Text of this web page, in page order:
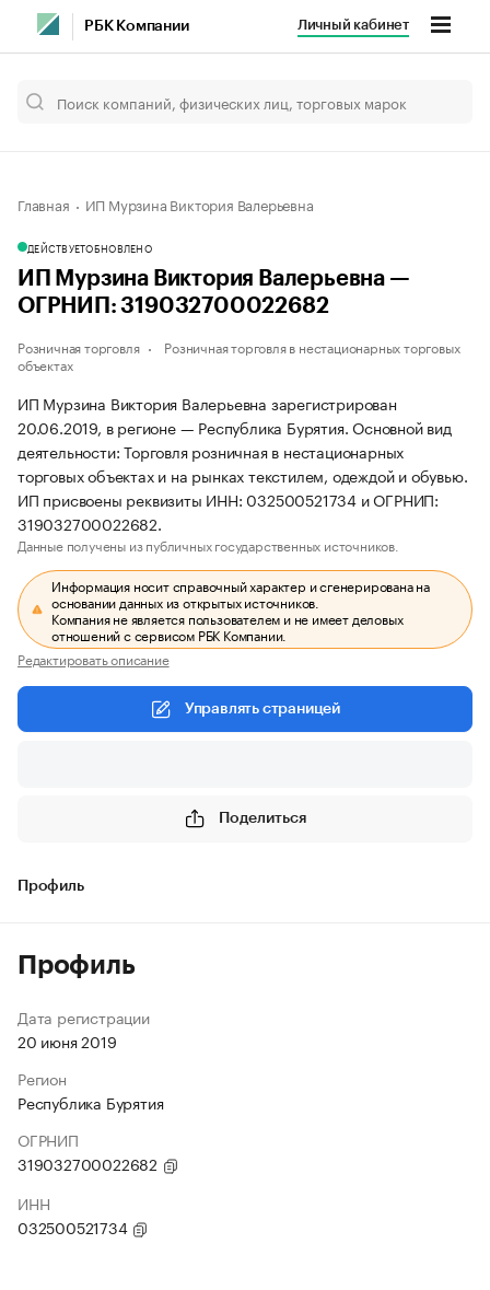
РБК Компании Личный кабинет
Главная ИП Мурзина Виктория Валерьевна
ДЕЙСТВУЕТОБНОВЛЕНО
ИП Мурзина Виктория Валерьевна —
ОГРНИП: 319032700022682
Розничная торговля
Розничная торговля в нестационарных торговых
объектах
ИП Мурзина Виктория Валерьевна зарегистрирован
20.06.2019, в регионе — Республика Бурятия. Основной вид
деятельности: Торговля розничная в нестационарных
торговых объектах и на рынках текстилем, одеждой и обувью.
ИП присвоены реквизиты ИНН: 032500521734 и ОГРНИП:
319032700022682.
Данные получены из публичных государственных источников.
Информация носит справочный характер и сгенерирована на
основании данных из открытых источников.
Компания не является пользователем и не имеет деловых
отношений с сервисом РБК Компании.
Редактировать описание
Управлять страницей
Поделиться
Профиль
Профиль
Дата регистрации
20 июня 2019
Регион
Республика Бурятия
ОГРНИП
319032700022682
ИНН
032500521734